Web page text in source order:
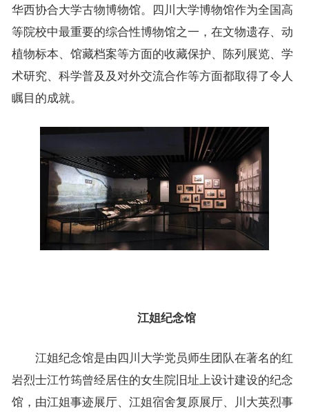
华西协合大学古物博物馆。四川大学博物馆作为全国高
等院校中最重要的综合性博物馆之一，在文物遗存、动
植物标本、馆藏档案等方面的收藏保护、陈列展览、学
术研究、科学普及及对外交流合作等方面都取得了令人
瞩目的成就。
江姐纪念馆
江姐纪念馆是由四川大学党员师生团队在著名的红
岩烈士江竹筠曾经居住的女生院旧址上设计建设的纪念
馆，由江姐事迹展厅、江姐宿舍复原展厅、川大英烈事